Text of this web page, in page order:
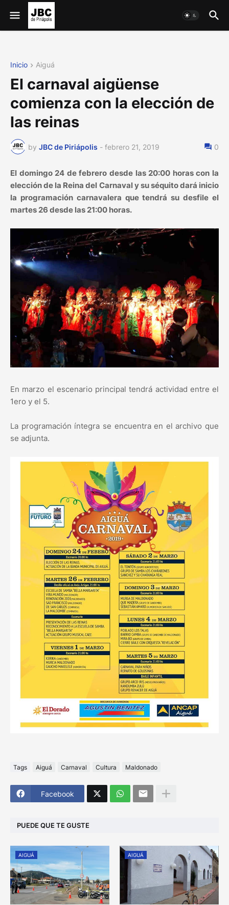
Inicio Aiguá
El carnaval aigüense
comienza con la elección de
las reinas
by JBC de Piriápolis - febrero 21, 2019 0
El domingo 24 de febrero desde las 20:00 horas con la
elección de la Reina del Carnaval y su séquito dará inicio
la programación carnavalera que tendrá su desfile el
martes 26 desde las 21:00 horas.
En marzo el escenario principal tendrá actividad entre el
1ero y el 5.
La programación íntegra se encuentra en el archivo que
se adjunta.
Tags Aiguá Carnaval Cultura Maldonado
Facebook
PUEDE QUE TE GUSTE
AIGUÁ AIGUÁ